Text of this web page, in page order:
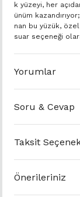
k yüzeyi, her
ünüm
nan bu yüzük,
suar seçeneği
Yorumlar
Soru & Cevap
Taksit
Önerileriniz